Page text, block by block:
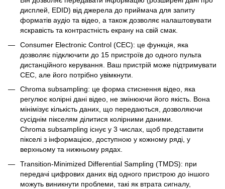
дисплей, EDID) від джерела до приймача для запиту
форматів аудіо та відео, а також дозволяє налаштовувати
яскравість та контрастність екрану на свій смак.
Consumer Electronic Control (CEC): це функція, яка
дозволяє підключити до 15 пристроїв до одного пульта
дистанційного керування. Ваш пристрій може підтримувати
CEC, але його потрібно увімкнути.
Chroma subsampling: це форма стиснення відео, яка
регулює колірні дані відео, не змінюючи його якість. Вона
мінімізує кількість даних, що передаються, дозволяючи
сусіднім пікселям ділитися колірними даними.
Chroma subsampling існує у 3 числах, щоб представити
пікселі з інформацією, доступною у кожному ряді, у
верхньому та нижньому рядах.
Transition-Minimized Differential Sampling (TMDS): при
передачі цифрових даних від одного пристрою до іншого
можуть виникнути проблеми, такі як втрата сигналу,